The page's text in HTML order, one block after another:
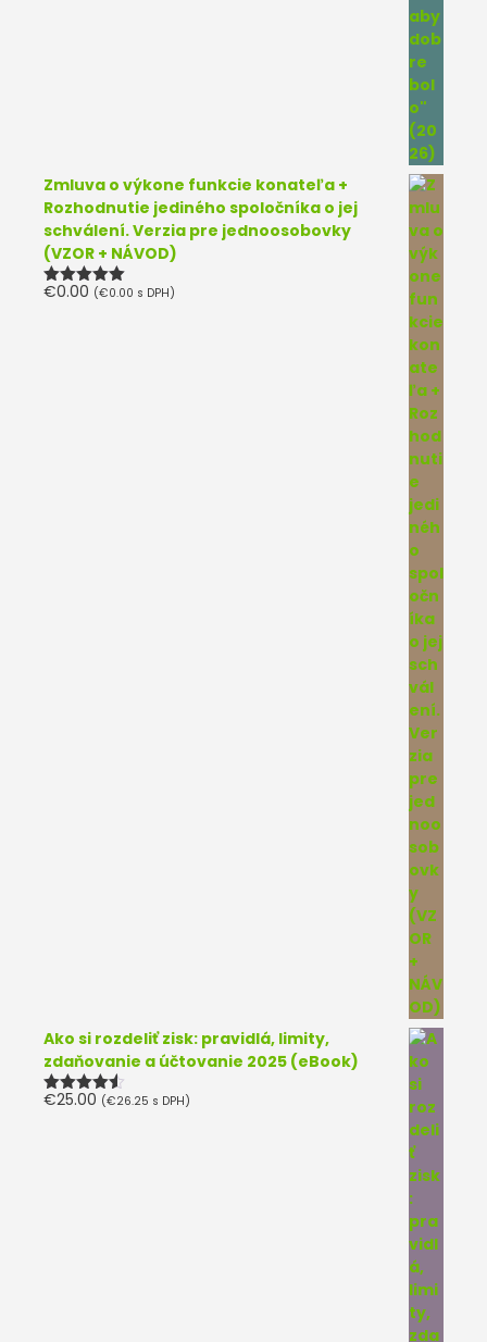
Zmluva o výkone funkcie konateľa +
Rozhodnutie jediného spoločníka o jej
schválení. Verzia pre jednoosobovky
(VZOR + NÁVOD)
Hodnotenie
€0.00 (€0.00 s DPH)
Ako si rozdeliť zisk: pravidlá, limity,
zdaňovanie a účtovanie 2025 (eBook)
Hodnotenie
€25.00 (€26.25 s DPH)